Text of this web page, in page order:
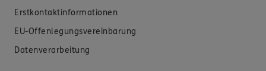
Erstkontaktinformationen
EU-Offenlegungsvereinbarung
Datenverarbeitung